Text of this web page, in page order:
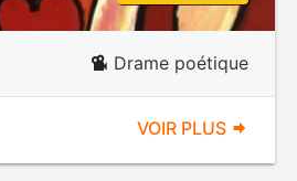
Drame poétique
VOIR PLUS